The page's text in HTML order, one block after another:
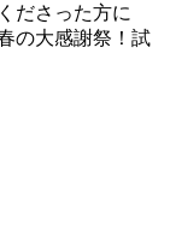
ださった方に
の大感謝祭！試